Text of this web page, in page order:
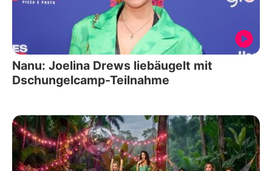
Nanu: Joelina Drews liebäugelt mit
Dschungelcamp-Teilnahme